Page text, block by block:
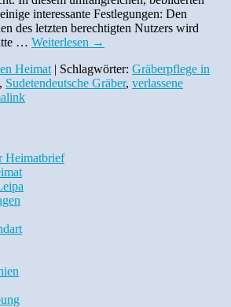
interessante Festlegungen: Den
des letzten berechtigten Nutzers wird
… Weiterlesen →
Heimat | Schlagwörter: Gräberpflege in
, Sudetendeutsche Gräber, verlassene
Heimatbrief